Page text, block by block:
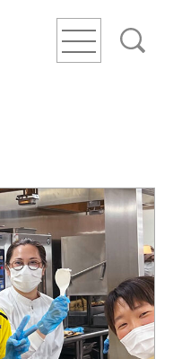
line
line
line
式会社ヤマトアグリ